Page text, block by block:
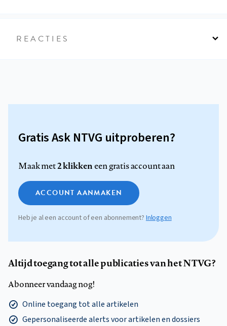
REACTIES
Gratis Ask NTVG uitproberen?
Maak met2 klikkeneen gratis account aan
ACCOUNT AANMAKEN
Heb je al een account of een abonnement?Inloggen
Altijd toegang tot alle publicaties van het NTVG?
Abonneer vandaag nog!
Online toegang tot alle artikelen
Gepersonaliseerde alerts voor artikelen en dossiers